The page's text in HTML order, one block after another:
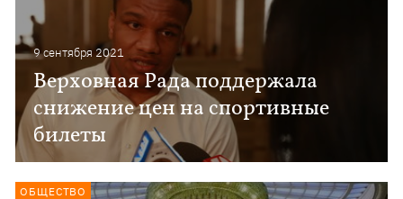
9 сентября 2021
Верховная Рада поддержала
снижение цен на спортивные
билеты
ОБЩЕСТВО